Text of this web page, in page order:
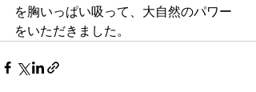
を胸いっぱい吸って、大自然のパワー
をいただきました。